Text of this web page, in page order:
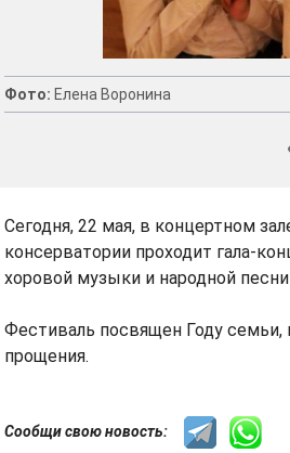
Фото: Елена Воронина
Сегодня, 22 мая, в концертном
консерватории проходит гала-
хоровой музыки и народной
Фестиваль посвящен Году семьи,
прощения.
Сообщи свою новость: